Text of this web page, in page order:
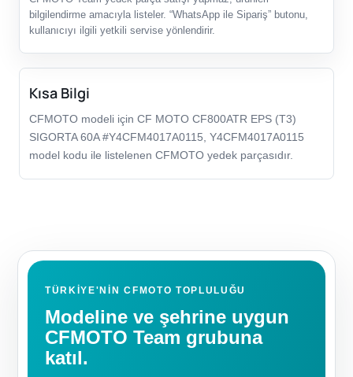
bilgilendirme amacıyla listeler. “WhatsApp ile Sipariş” butonu,
kullanıcıyı ilgili yetkili servise yönlendirir.
Kısa Bilgi
CFMOTO modeli için CF MOTO CF800ATR EPS (T3)
SIGORTA 60A #Y4CFM4017A0115, Y4CFM4017A0115
model kodu ile listelenen CFMOTO yedek parçasıdır.
TÜRKIYE'NIN CFMOTO TOPLULUĞU
Modeline ve şehrine uygun
CFMOTO Team grubuna
katıl.